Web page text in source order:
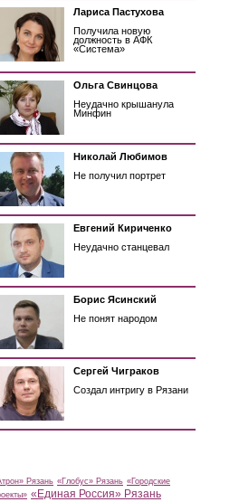
Лариса Пастухова
Получила новую
должность в АФК
«Система»
Ольга Свинцова
Неудачно крышанула
Минфин
Николай Любимов
Не получил портрет
Евгений Кириченко
Неудачно станцевал
Борис Ясинский
Не понят народом
Сергей Чиграков
Создал интригу в Рязани
Рязань «Глобус» Рязань «Городские
«Единая Россия» Рязань